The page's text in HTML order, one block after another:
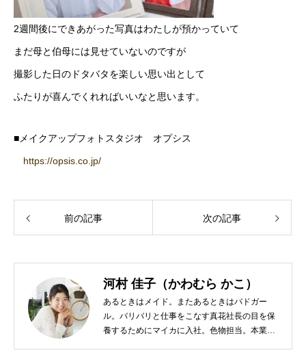
2週間後にできあがった写真はわたしが預かっていて
まだ母と伯母には見せていないのですが
撮影した日のドタバタを楽しい思い出として
ふたりが喜んでくれればいいなと思います。
■メイクアップフォトスタジオ オプシス
https://opsis.co.jp/
前の記事 次の記事
河村 佳子（かわむら かこ）
あるときはメイド。またあるときはバドガー
ル。バリバリと仕事をこなす真花社長の目を保
養するためにマイカに入社。色物担当。本業は